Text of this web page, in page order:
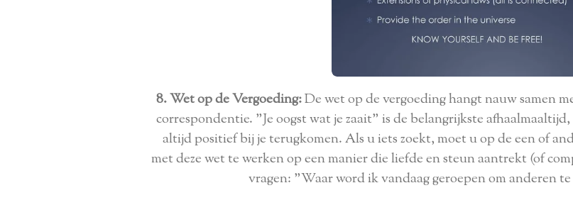
8. Wet op de Vergoeding:De wet op de vergoeding hangt nauw samen
correspondentie. "Je oogst wat je zaait" is de belangrijkste
altijd positief bij je terugkomen. Als u iets zoekt, moet u op de een of
met deze wet te werken op een manier die liefde en steun aantrekt (of
vragen: "Waar word ik vandaag geroepen om anderen